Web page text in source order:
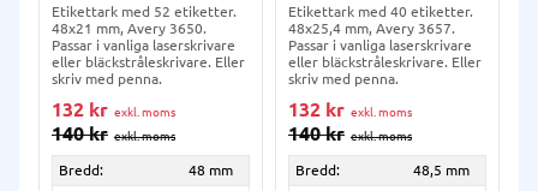
Etikettark med 52 etiketter.
48x21 mm, Avery 3650.
Passar i vanliga laserskrivare
eller bläckstråleskrivare. Eller
skriv med penna.
132 kr
140kr
Bredd:
48 mm
Etikettark med 40 etiketter.
48x25,4 mm, Avery 3657.
Passar i vanliga laserskrivare
eller bläckstråleskrivare. Eller
skriv med penna.
132 kr
140kr
Bredd:
48,5 mm